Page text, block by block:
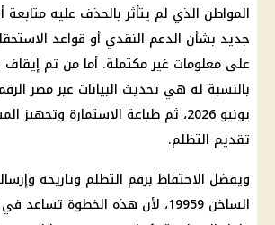
المواطن الذي لم يتأثر بالحذف عليه
جديد بشأن الدعم النقدي أو قواعد
على معلومات غير مكتملة. أما من تم إيقاف
بالنسبة له هي تحديث البيانات عبرمصر
يونيو 2026، ثم طباعة الاستمارة
تقديم التظلم.
ويفضل الاحتفاظ برقم التظلم وتاريخه
الساخن 19959، لأن هذه الخطوة